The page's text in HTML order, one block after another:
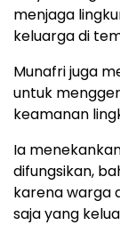
menjaga
keluarga di
Munafri juga
untuk
keamanan
Ia
difungsikan,
karena warga
saja yang